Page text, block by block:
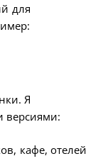
для
Я
версиями:
кафе, отелей